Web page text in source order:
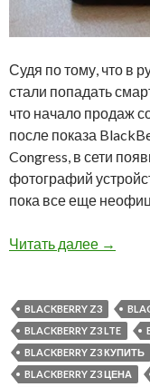
Судя по тому, что в
стали попадать
что начало продаж
после показа
Congress, в сети
фотографий
пока все еще
Читать далее →
BLACKBERRY Z3
BLACKBERRY Z3 LTE
BLACKBERRY Z3 КУПИТЬ
BLACKBERRY Z3 ЦЕНА